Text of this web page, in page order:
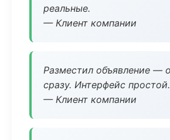
реальные.
— Клиент компании
Разместил объявление —
сразу. Интерфейс простой.
— Клиент компании